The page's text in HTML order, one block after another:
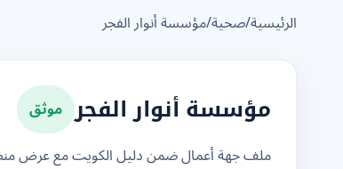
الرئيسية/صحية/مؤسسة أنوار الفجر
مؤسسة أنوار الفجر
موثق
ملف جهة أعمال ضمن دليل الكويت مع عرض